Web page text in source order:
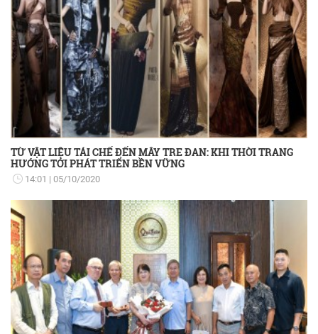
TỪ VẬT LIỆU TÁI CHẾ ĐẾN MÂY TRE ĐAN: KHI THỜI TRANG
HƯỚNG TỚI PHÁT TRIỂN BỀN VỮNG
14:01 05/10/2020